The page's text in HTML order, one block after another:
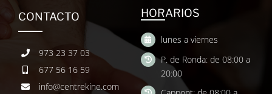
CONTACTO
973 23 37 03
677 56 16 59
info@centrekine.com
HORARIOS
lunes a viernes
P. de Ronda: de 08:00 a
20:00